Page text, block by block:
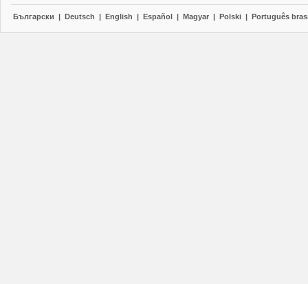
Български | Deutsch | English | Español | Magyar | Polski | Português